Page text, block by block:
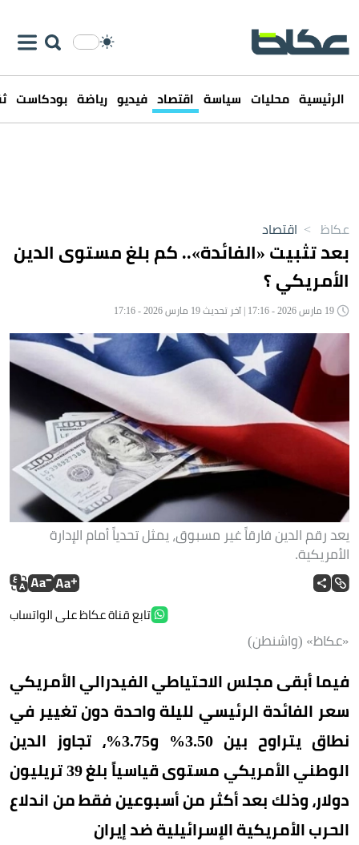
الرئيسية محليات سياسة اقتصاد فيديو رياضة بودكاست
عكاظ > اقتصاد
بعد تثبيت «الفائدة».. كم بلغ مستوى الدين
الأمريكي ؟
يعد رقم الدين فارقاً غير مسبوق، يمثل تحدياً أمام الإدارة
الأمريكية.
تابع قناة عكاظ على الواتساب
«عكاظ» (واشنطن)
فيما أبقى مجلس الاحتياطي الفيدرالي الأمريكي
سعر الفائدة الرئيسي لليلة واحدة دون تغيير في
نطاق يتراوح بين 3.50% و3.75%، تجاوز الدين
الوطني الأمريكي مستوى قياسياً بلغ 39 تريليون
دولار، وذلك بعد أكثر من أسبوعين فقط من اندلاع
الحرب الأمريكية الإسرائيلية ضد إيران